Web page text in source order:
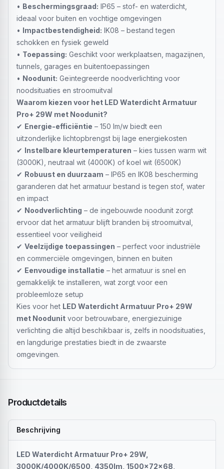
• Beschermingsgraad: IP65 – stof- en waterdicht,
ideaal voor buiten en vochtige omgevingen
• Impactbestendigheid: IK08 – bestand tegen
schokken en fysiek geweld
• Toepassing: Geschikt voor werkplaatsen, magazijnen,
tunnels, garages en buitentoepassingen
• Noodunit: Geïntegreerde noodverlichting voor
noodsituaties en stroomuitval
Waarom kiezen voor het LED Waterdicht Armatuur
Pro+ 29W met Noodunit?
✔ Energie-efficiëntie – 150 lm/w biedt een
uitzonderlijke lichtopbrengst bij lage energiekosten
✔ Instelbare kleurtemperaturen – kies tussen warm wit
(3000K), neutraal wit (4000K) of koel wit (6500K)
✔ Robuust en duurzaam – IP65 en IK08 bescherming
garanderen dat het armatuur bestand is tegen stof, water
en impact
✔ Noodverlichting – de ingebouwde noodunit zorgt
ervoor dat het armatuur blijft branden bij stroomuitval,
essentieel voor veiligheid
✔ Veelzijdige toepassingen – perfect voor industriële
en commerciële omgevingen, binnen en buiten
✔ Eenvoudige installatie – het armatuur is snel en
gemakkelijk te installeren, wat zorgt voor een
probleemloze setup
Kies voor het LED Waterdicht Armatuur Pro+ 29W
met Noodunit voor betrouwbare, energiezuinige
verlichting die altijd beschikbaar is, zelfs in noodsituaties,
en langdurige prestaties biedt in de zwaarste
omgevingen.
Productdetails
Beschrijving
LED Waterdicht Armatuur Pro+ 29W,
3000K/4000K/6500, 4350lm, 1500x72x68,